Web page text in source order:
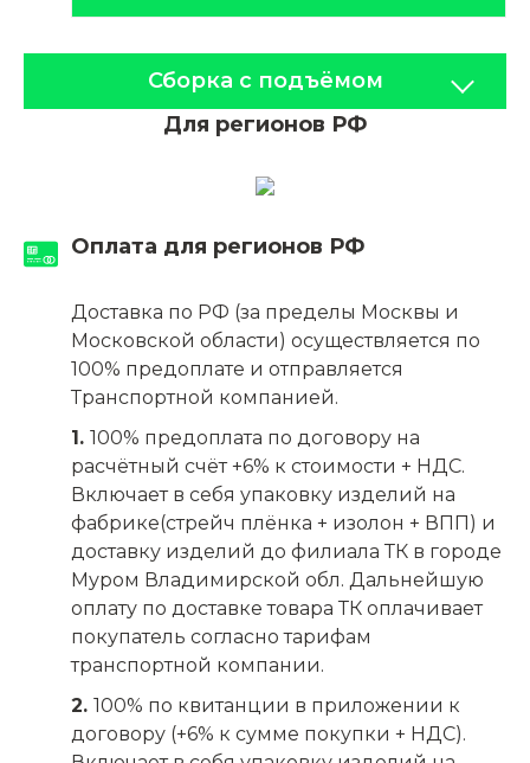
Сборка с подъёмом
Для регионов РФ
Оплата для регионов РФ
Доставка по РФ (за пределы Москвы и
Московской области) осуществляется по
100% предоплате и отправляется
Транспортной компанией.
1. 100% предоплата по договору на
расчётный счёт +6% к стоимости + НДС.
Включает в себя упаковку изделий на
фабрике(стрейч плёнка + изолон + ВПП) и
доставку изделий до филиала ТК в городе
Муром Владимирской обл. Дальнейшую
оплату по доставке товара ТК оплачивает
покупатель согласно тарифам
транспортной компании.
2. 100% по квитанции в приложении к
договору (+6% к сумме покупки + НДС).